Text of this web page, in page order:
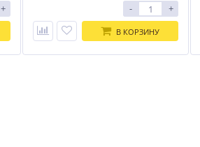
+ - +
В КОРЗИНУ